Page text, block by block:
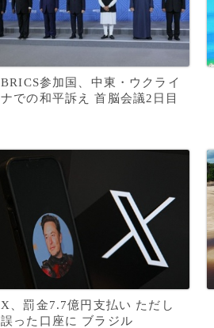
BRICS参加国、中東・ウクライ
ナでの和平訴え 首脳会議2日目
X、罰金7.7億円支払い ただし
誤った口座に ブラジル